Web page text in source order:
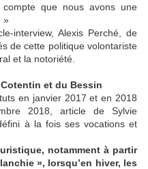
que nous avons une
»
Alexis Perché, de
de cette politique volontariste
et la notoriété.
Cotentin et du Bessin
janvier 2017 et en 2018
2018, article de Sylvie
à la fois ses vocations et
notamment à partir
», lorsqu’en hiver, les